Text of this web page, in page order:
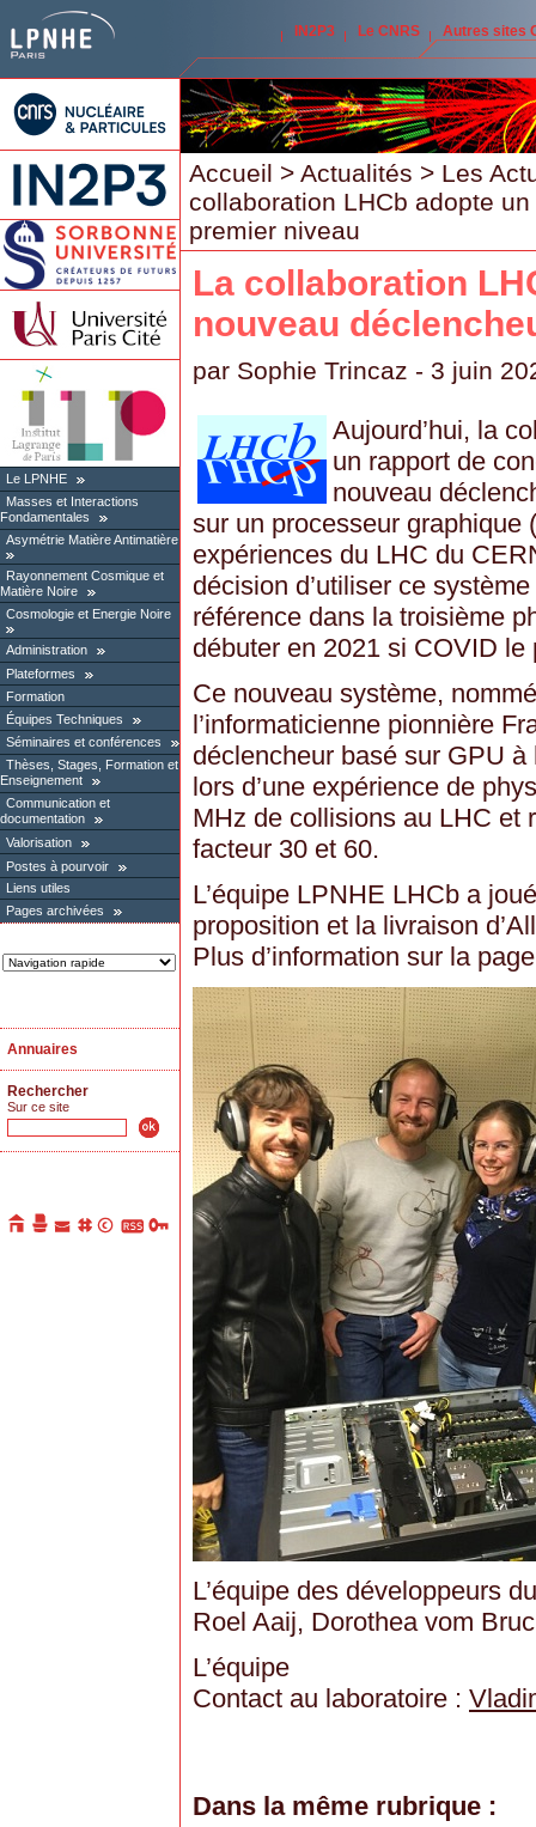
IN2P3 Le CNRS Autres sites
Le LPNHE
Masses et Interactions
Fondamentales
Asymétrie Matière Antimatière
Rayonnement Cosmique et
Matière Noire
Cosmologie et Energie Noire
Administration
Plateformes
Formation
Équipes Techniques
Séminaires et conférences
Thèses, Stages, Formation et
Enseignement
Communication et
documentation
Valorisation
Postes à pourvoir
Liens utiles
Pages archivées
Annuaires
Rechercher
Sur ce site
Accueil > Actualités > Les
collaboration LHCb adopte
premier niveau
La collaboration
nouveau
par Sophie Trincaz - 3 juin
Aujourd’hui, la
un rapport de
nouveau
sur un processeur graphique
expériences du LHC du
décision d’utiliser ce
référence dans la troisième
débuter en 2021 si COVID le
Ce nouveau système,
l’informaticienne pionnière
déclencheur basé sur GPU
lors d’une expérience de
MHz de collisions au LHC et
facteur 30 et 60.
L’équipe LPNHE LHCb a
proposition et la livraison
Plus d’information sur la
L’équipe des développeurs
Roel Aaij, Dorothea vom
L’équipe
Contact au laboratoire :
Dans la même rubrique :